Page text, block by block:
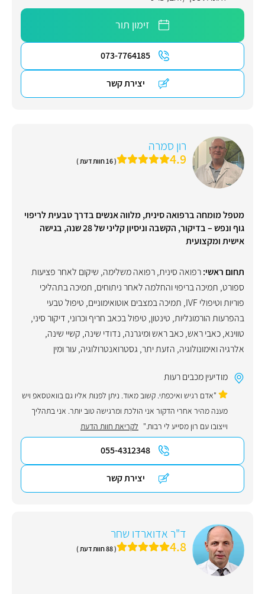
זימון תור
073-7764185
יצירת קשר
רון סמרה
4.9 ( 16 חוות דעת )
מטפל מומחה ברפואה סינית, מלווה אנשים בדרך טבעית לריפוי
גוף ונפש – בדיקור, הקשבה וניסיון קליני של 28 שנה, בגישה
אישית ומקצועית
תחום ראשי:רפואה סינית,רפואה משלימה, שיקום לאחר פציעות
ספורט, תמיכה בריפוי והחלמה לאחר ניתוחים, תמיכה בתהליכי
פוריות וטיפולי IVF
, תמיכה במצבים אוטואימוניים, טיפול טבעי
בהפרעות הורמונליות, טינטון, טיפול בכאב חריף וכרוני, דיקור סיני,
טווינא,כאבי ראש,כאב ראש ומיגרנה, נדודי שינה, קשיי שינה,
אלרגיה ואימונולוגיה, הזעת יתר, גסטרואנטרולוגיה,עור ומין
מודיעין מכבים רעות
"אדם רגיש ואיכפתי. קשוב מאוד. ניתן לפנות אליו גם בוואטסאפ ויש
מענה מהיר אחרי הדקור אני הולכת ומרגישה טוב יותר. אני בתהליך
וייצובו עם רון מסייע לי רבות." לקריאת חוות הדעת
055-4312348
יצירת קשר
ד"ר אדוארדו שחר
4.8 ( 88 חוות דעת )